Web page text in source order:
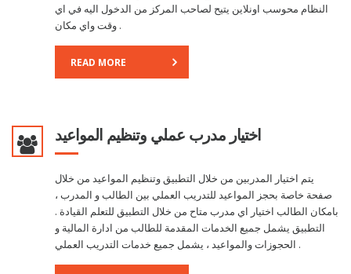
النظام محوسب اونلاين يتيح لصاحب المركز من الدخول اليه في اي
وقت واي مكان .
READ MORE
اختيار مدرب عملي وتنظيم المواعيد
يتم اختيار المدربين من خلال التطبيق وتنظيم المواعيد من خلال
صفحة خاصة بحجز المواعيد للتدريب العملي بين الطالب و المدرب ،
بامكان الطالب اختيار اي مدرب متاح من خلال التطبيق للتعلم القيادة .
التطبيق يشمل جميع الخدمات المقدمة للطالب من ادارة المالية و
الحجوزات والمواعيد ، يشمل جميع خدمات التدريب العملي .